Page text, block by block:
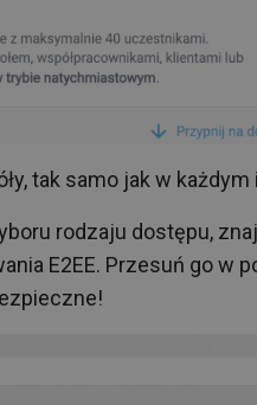
tak samo jak w
rodzaju dostępu,
E2EE. Przesuń go w